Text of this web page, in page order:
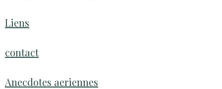
Liens
contact
Anecdotes aeriennes